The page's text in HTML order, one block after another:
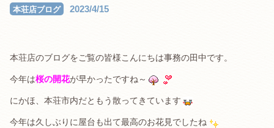
本荘店ブログ 2023/4/15
本荘店のブログをご覧の皆様こんにちは事務の田中です。
今年は桜の開花が早かったですね～
にかほ、本荘市内だともう散ってきています
今年は久しぶりに屋台も出て最高のお花見でしたね